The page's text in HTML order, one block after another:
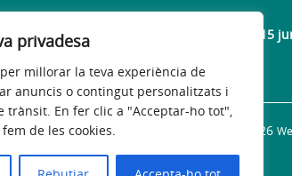
privadesa
millorar la teva experiència de
anuncis o contingut personalitzats i
trànsit. En fer clic a "Acceptar-ho tot",
de les cookies.
de 9 a 14 hores | Del 15 setembre al 15
de privacitat © 2026